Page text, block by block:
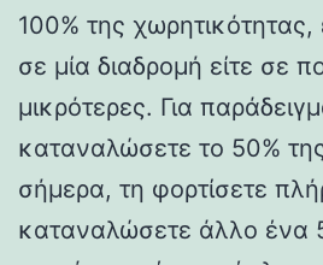
100% της χωρητικότητας,
σε μία διαδρομή είτε σε
μικρότερες. Για
καταναλώσετε το 50%
σήμερα, τη φορτίσετε
καταναλώσετε άλλο ένα